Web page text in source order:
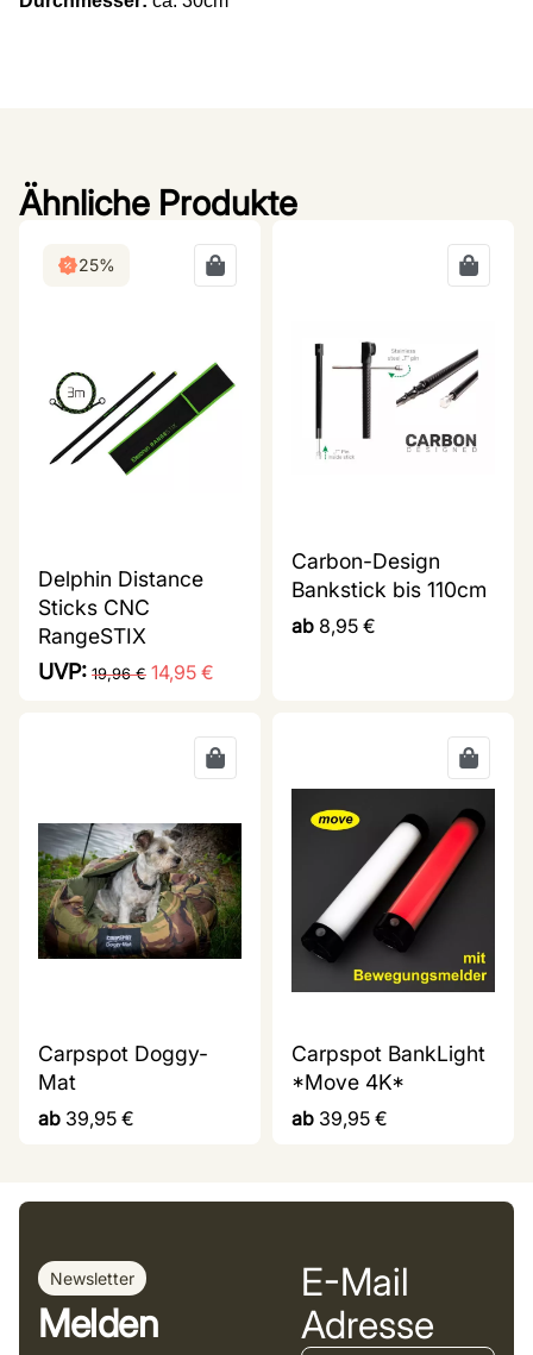
Ähnliche Produkte
25%
Delphin Distance
Sticks CNC
RangeSTIX
UVP: 19,96€ 14,95 €
Carbon-Design
Bankstick bis 110cm
ab 8,95 €
Carpspot Doggy-
Mat
ab 39,95 €
Carpspot BankLight
*Move 4K*
ab 39,95 €
Newsletter
Melden
E-Mail
Adresse